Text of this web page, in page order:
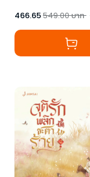
466.65549.00บาท